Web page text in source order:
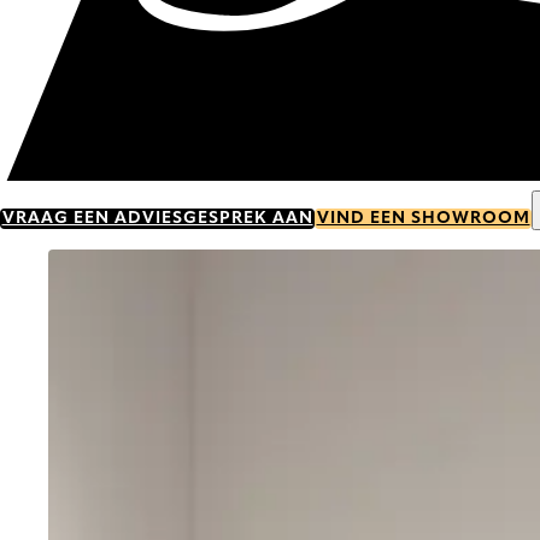
VRAAG EEN ADVIESGESPREK AAN VIND EEN SHOWROOM
Go to item 0